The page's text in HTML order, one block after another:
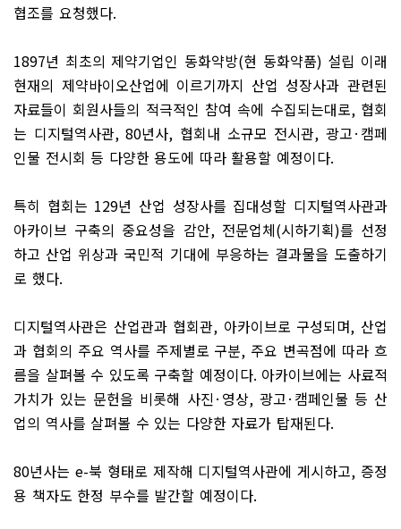
협조를 요청했다.
1897년 최초의 제약기업인 동화약방(현 동화약품) 설립 이래
현재의 제약바이오산업에 이르기까지 산업 성장사과 관련된
자료들이 회원사들의 적극적인 참여 속에 수집되는대로, 협회
는 디지털역사관, 80년사, 협회내 소규모 전시관,광고· 캠페
인물 전시회 등 다양한 용도에 따라 활용할 예정이다.
특히 협회는 129년 산업 성장사를 집대성할 디지털역사관과
아카이브 구축의 중요성을 감안, 전문업체(시하기획)를 선정
하고 산업 위상과 국민적 기대에 부응하는 결과물을 도출하기
로 했다.
디지털역사관은 산업관과 협회관, 아카이브로 구성되며, 산업
과 협회의 주요 역사를 주제별로 구분, 주요 변곡점에 따라 흐
름을 살펴볼 수 있도록 구축할 예정이다. 아카이브에는 사료적
가치가 있는 문헌을 비롯해 사진 · 영상, 광고· 캠페인물 등 산
업의 역사를 살펴볼 수 있는 다양한 자료가 탑재된다.
80년사는 e-북 형태로 제작해 디지털역사관에 게시하고, 증정
용 책자도 한정 부수를 발간할 예정이다.